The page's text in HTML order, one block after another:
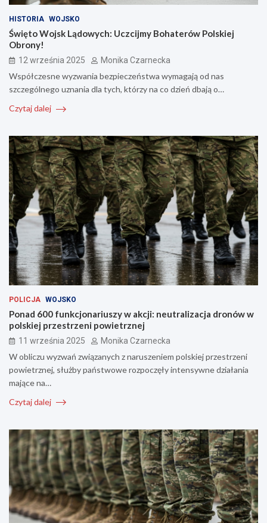
HISTORIA WOJSKO
Święto Wojsk Lądowych: Uczcijmy Bohaterów Polskiej
Obrony!
12 września 2025 Monika Czarnecka
Współczesne wyzwania bezpieczeństwa wymagają od nas
szczególnego uznania dla tych, którzy na co dzień dbają o…
Czytaj dalej
POLICJA WOJSKO
Ponad 600 funkcjonariuszy w akcji: neutralizacja dronów w
polskiej przestrzeni powietrznej
11 września 2025 Monika Czarnecka
W obliczu wyzwań związanych z naruszeniem polskiej przestrzeni
powietrznej, służby państwowe rozpoczęły intensywne działania
mające na…
Czytaj dalej